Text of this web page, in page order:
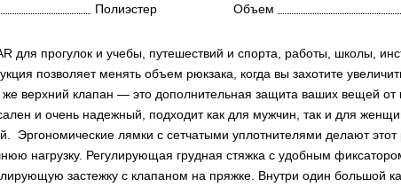
Полиэстер Объем
для прогулок и учебы, путешествий и спорта, работы, школы,
позволяет менять объем рюкзака, когда вы захотите
же верхний клапан — это дополнительная защита ваших вещей от
и очень надежный, подходит как для мужчин, так и для
Эргономические лямки с сетчатыми уплотнителями делают
нагрузку. Регулирующая грудная стяжка с удобным
застежку с клапаном на пряжке. Внутри один большой